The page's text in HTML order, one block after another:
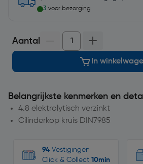
3 voor bezorging
Aantal
In
Belangrijkste kenmerken en
4.8 elektrolytisch verzinkt
Cilinderkop kruis DIN7985
94 Vestigingen
Click & Collect 10min